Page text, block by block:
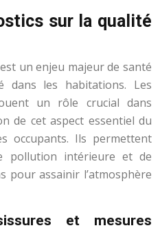
sur la qualité
un enjeu majeur de santé
dans les habitations. Les
un rôle crucial dans
de cet aspect essentiel du
occupants. Ils permettent
pollution intérieure et de
pour assainir l’atmosphère
et mesures